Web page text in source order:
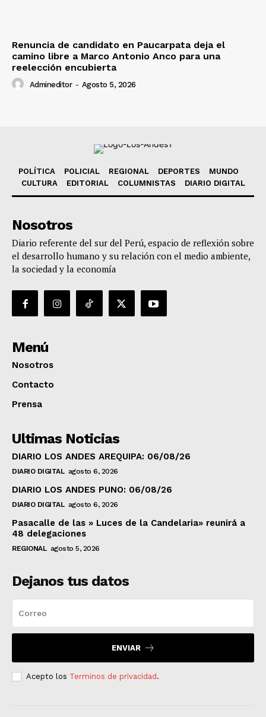
Renuncia de candidato en Paucarpata deja el
camino libre a Marco Antonio Anco para una
reelección encubierta
Admineditor - Agosto 5, 2026
POLÍTICA POLICIAL REGIONAL DEPORTES
MUNDO
CULTURA
EDITORIAL COLUMNISTAS DIARIO DIGITAL
Nosotros
Diario referente del sur del Perú, espacio de reflexión sobre
el desarrollo humano y su relación con el medio ambiente,
la sociedad y la economía
Menú
Nosotros
Contacto
Prensa
Ultimas Noticias
DIARIO LOS ANDES AREQUIPA: 06/08/26
DIARIO DIGITAL agosto 6, 2026
DIARIO LOS ANDES PUNO: 06/08/26
DIARIO DIGITAL agosto 6, 2026
Pasacalle de las » Luces de la Candelaria» reunirá a
48 delegaciones
REGIONAL agosto 5, 2026
Dejanos tus datos
ENVIAR
Acepto los Terminos de privacidad .